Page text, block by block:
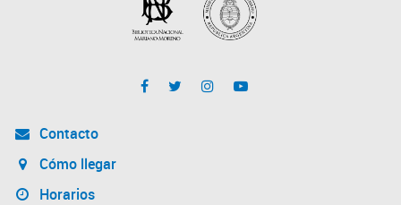
Contacto
Cómo llegar
Horarios